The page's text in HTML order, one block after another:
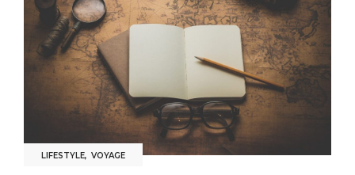
LIFESTYLE, VOYAGE